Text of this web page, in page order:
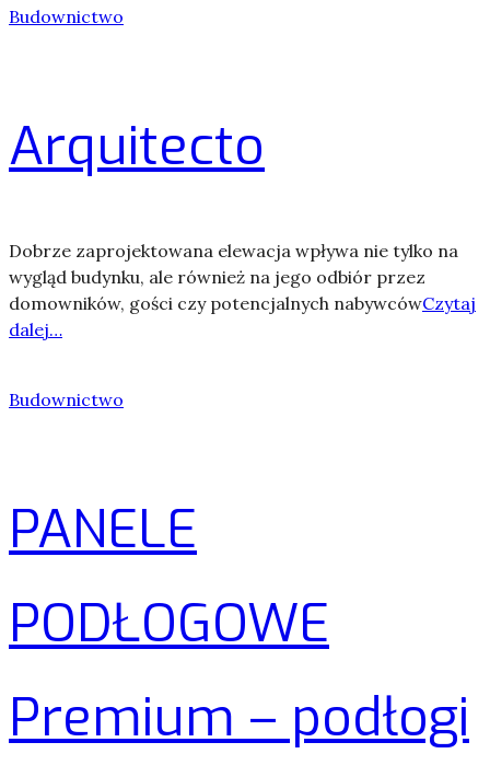
Budownictwo
Arquitecto
Dobrze zaprojektowana elewacja wpływa nie tylko na
wygląd budynku, ale również na jego odbiór przez
domowników, gości czy potencjalnych nabywcówCzytaj
dalej…
Budownictwo
PANELE
PODŁOGOWE
Premium – podłogi